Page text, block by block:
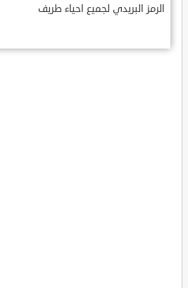
الرمز البريدي لجميع احياء طريف